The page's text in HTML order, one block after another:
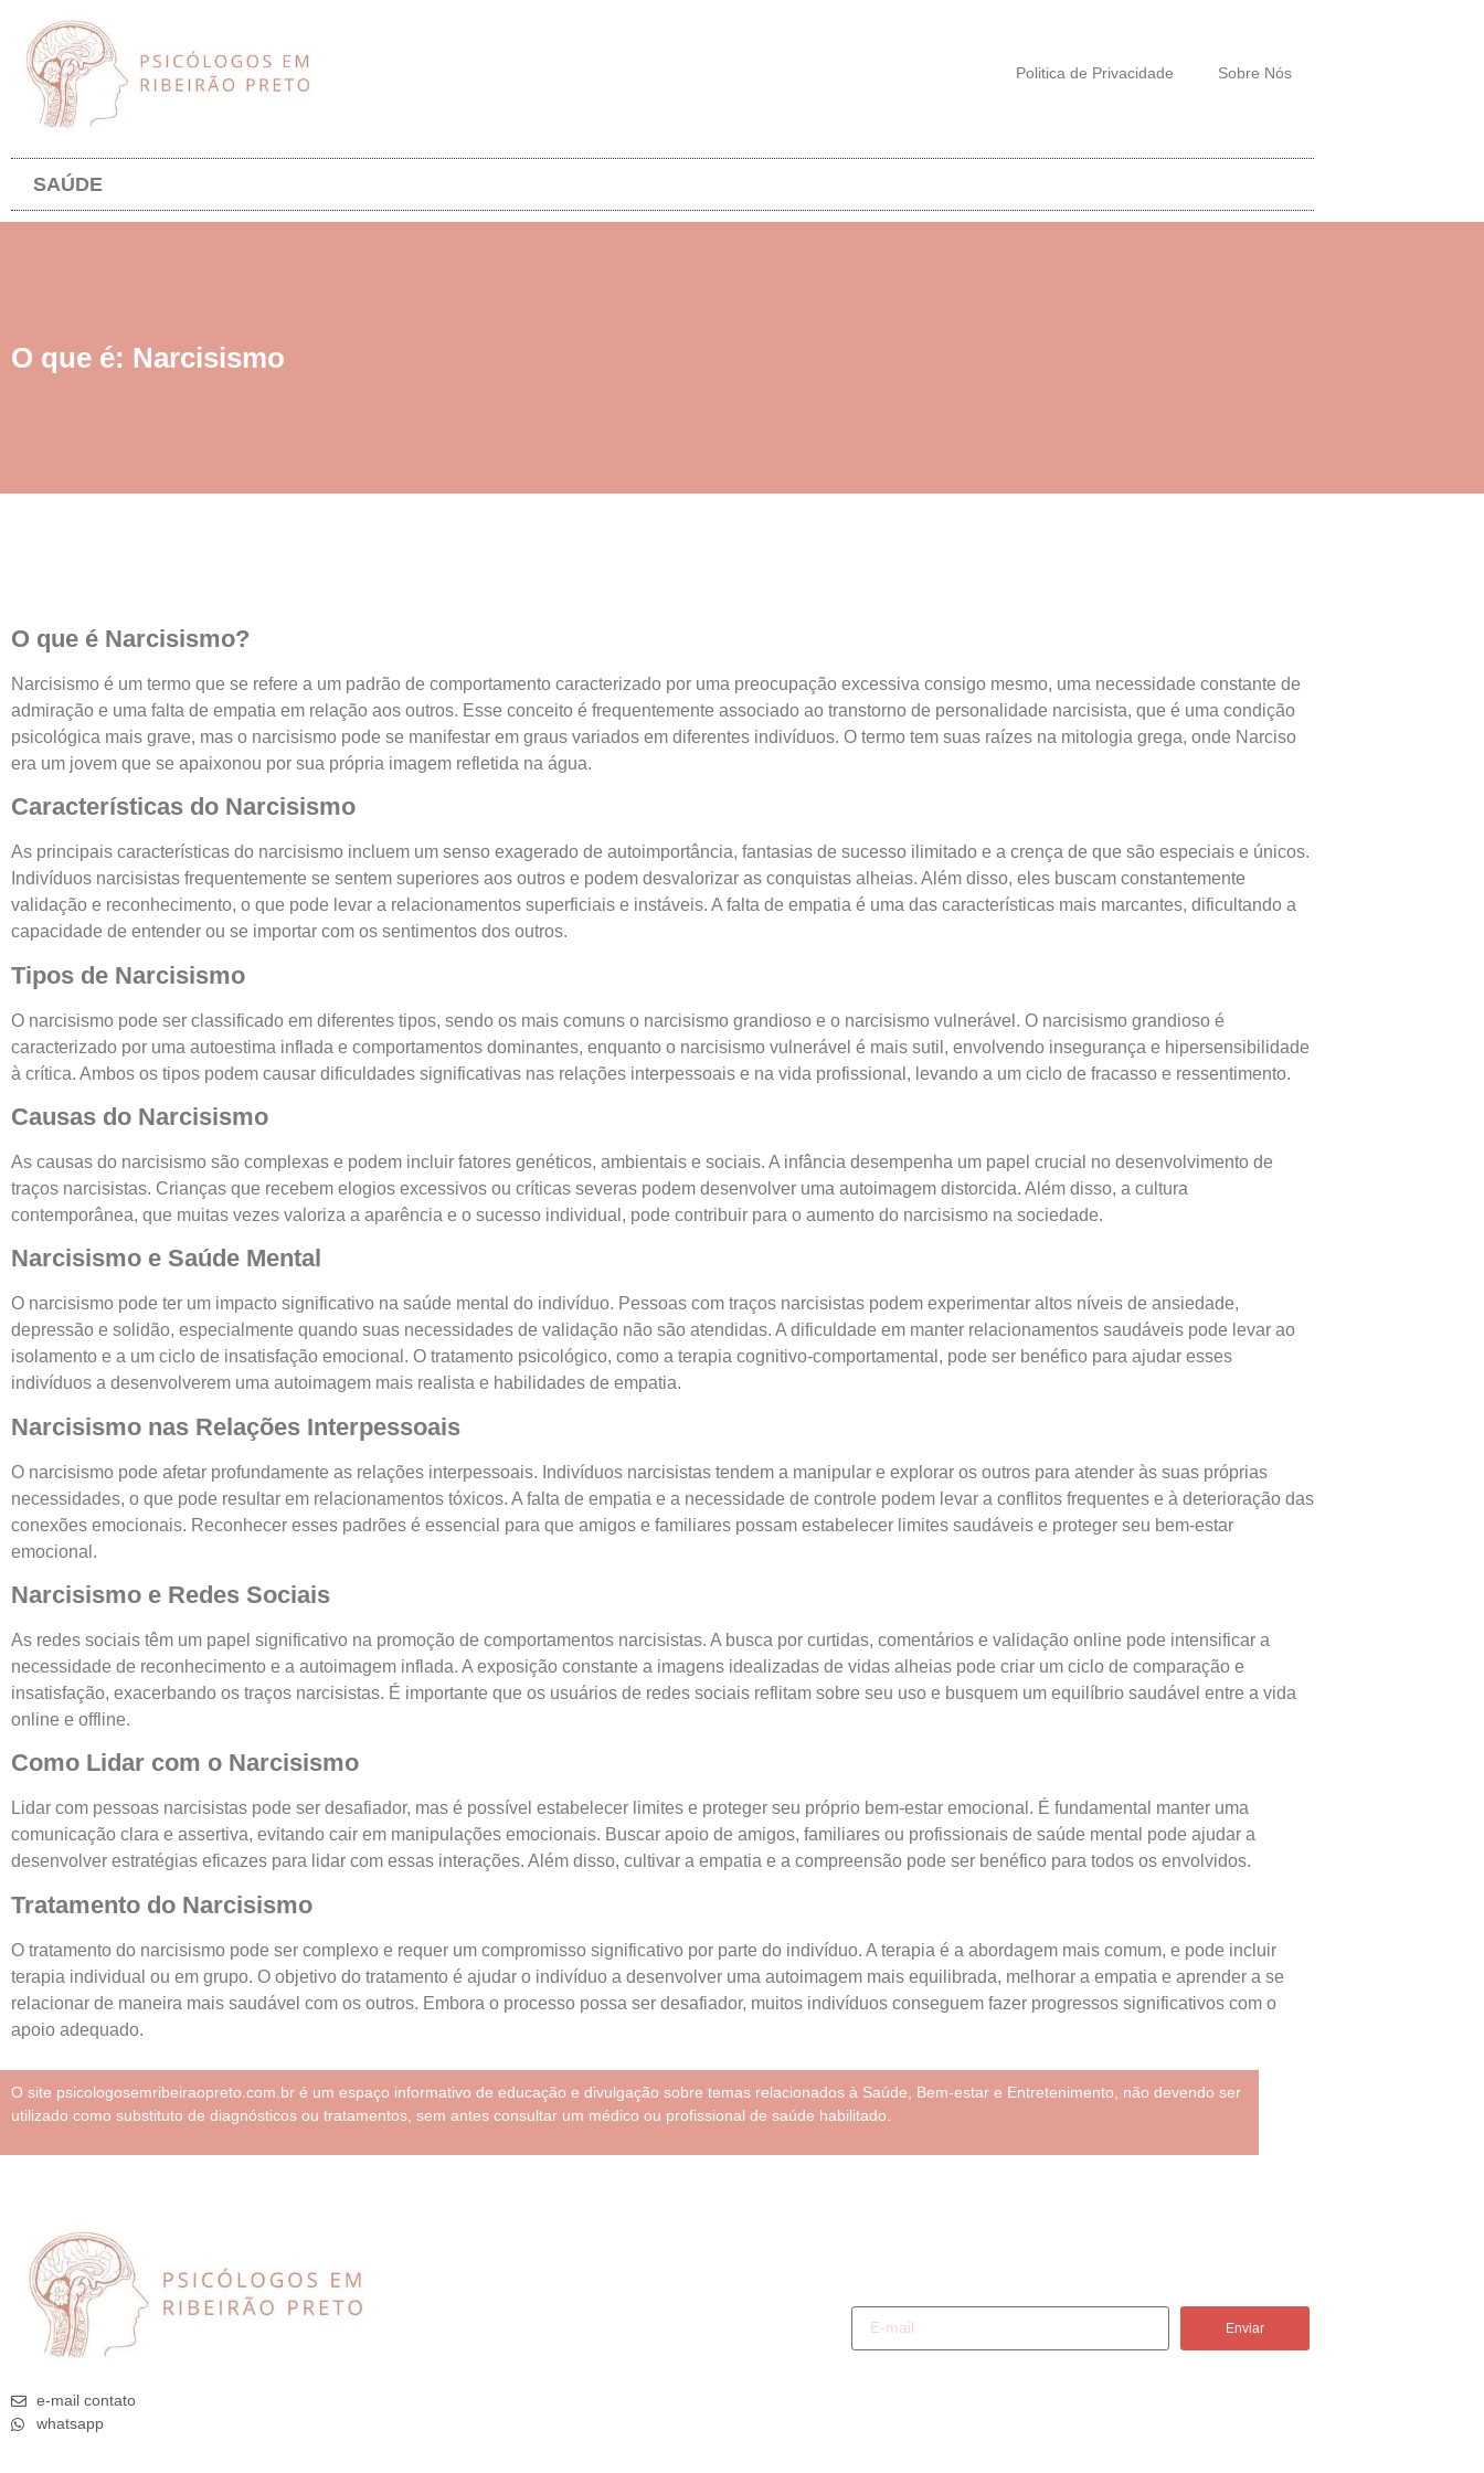
Politica de Privacidade Sobre Nós
SAÚDE
O que é: Narcisismo
O que é Narcisismo?
Narcisismo é um termo que se refere a um padrão de comportamento caracterizado por uma preocupação excessiva consigo mesmo, uma necessidade constante de
admiração e uma falta de empatia em relação aos outros. Esse conceito é frequentemente associado ao transtorno de personalidade narcisista, que é uma condição
psicológica mais grave, mas o narcisismo pode se manifestar em graus variados em diferentes indivíduos. O termo tem suas raízes na mitologia grega, onde Narciso
era um jovem que se apaixonou por sua própria imagem refletida na água.
Características do Narcisismo
As principais características do narcisismo incluem um senso exagerado de autoimportância, fantasias de sucesso ilimitado e a crença de que são especiais e únicos.
Indivíduos narcisistas frequentemente se sentem superiores aos outros e podem desvalorizar as conquistas alheias. Além disso, eles buscam constantemente
validação e reconhecimento, o que pode levar a relacionamentos superficiais e instáveis. A falta de empatia é uma das características mais marcantes, dificultando a
capacidade de entender ou se importar com os sentimentos dos outros.
Tipos de Narcisismo
O narcisismo pode ser classificado em diferentes tipos, sendo os mais comuns o narcisismo grandioso e o narcisismo vulnerável. O narcisismo grandioso é
caracterizado por uma autoestima inflada e comportamentos dominantes, enquanto o narcisismo vulnerável é mais sutil, envolvendo insegurança e hipersensibilidade
à crítica. Ambos os tipos podem causar dificuldades significativas nas relações interpessoais e na vida profissional, levando a um ciclo de fracasso e ressentimento.
Causas do Narcisismo
As causas do narcisismo são complexas e podem incluir fatores genéticos, ambientais e sociais. A infância desempenha um papel crucial no desenvolvimento de
traços narcisistas. Crianças que recebem elogios excessivos ou críticas severas podem desenvolver uma autoimagem distorcida. Além disso, a cultura
contemporânea, que muitas vezes valoriza a aparência e o sucesso individual, pode contribuir para o aumento do narcisismo na sociedade.
Narcisismo e Saúde Mental
O narcisismo pode ter um impacto significativo na saúde mental do indivíduo. Pessoas com traços narcisistas podem experimentar altos níveis de ansiedade,
depressão e solidão, especialmente quando suas necessidades de validação não são atendidas. A dificuldade em manter relacionamentos saudáveis pode levar ao
isolamento e a um ciclo de insatisfação emocional. O tratamento psicológico, como a terapia cognitivo-comportamental, pode ser benéfico para ajudar esses
indivíduos a desenvolverem uma autoimagem mais realista e habilidades de empatia.
Narcisismo nas Relações Interpessoais
O narcisismo pode afetar profundamente as relações interpessoais. Indivíduos narcisistas tendem a manipular e explorar os outros para atender às suas próprias
necessidades, o que pode resultar em relacionamentos tóxicos. A falta de empatia e a necessidade de controle podem levar a conflitos frequentes e à deterioração das
conexões emocionais. Reconhecer esses padrões é essencial para que amigos e familiares possam estabelecer limites saudáveis e proteger seu bem-estar
emocional.
Narcisismo e Redes Sociais
As redes sociais têm um papel significativo na promoção de comportamentos narcisistas. A busca por curtidas, comentários e validação online pode intensificar a
necessidade de reconhecimento e a autoimagem inflada. A exposição constante a imagens idealizadas de vidas alheias pode criar um ciclo de comparação e
insatisfação, exacerbando os traços narcisistas. É importante que os usuários de redes sociais reflitam sobre seu uso e busquem um equilíbrio saudável entre a vida
online e offline.
Como Lidar com o Narcisismo
Lidar com pessoas narcisistas pode ser desafiador, mas é possível estabelecer limites e proteger seu próprio bem-estar emocional. É fundamental manter uma
comunicação clara e assertiva, evitando cair em manipulações emocionais. Buscar apoio de amigos, familiares ou profissionais de saúde mental pode ajudar a
desenvolver estratégias eficazes para lidar com essas interações. Além disso, cultivar a empatia e a compreensão pode ser benéfico para todos os envolvidos.
Tratamento do Narcisismo
O tratamento do narcisismo pode ser complexo e requer um compromisso significativo por parte do indivíduo. A terapia é a abordagem mais comum, e pode incluir
terapia individual ou em grupo. O objetivo do tratamento é ajudar o indivíduo a desenvolver uma autoimagem mais equilibrada, melhorar a empatia e aprender a se
relacionar de maneira mais saudável com os outros. Embora o processo possa ser desafiador, muitos indivíduos conseguem fazer progressos significativos com o
apoio adequado.
O site psicologosemribeiraopreto.com.br é um espaço informativo de educação e divulgação sobre temas relacionados à Saúde, Bem-estar e Entretenimento, não devendo ser
utilizado como substituto de diagnósticos ou tratamentos, sem antes consultar um médico ou profissional de saúde habilitado.
e-mail contato
whatsapp
Enviar